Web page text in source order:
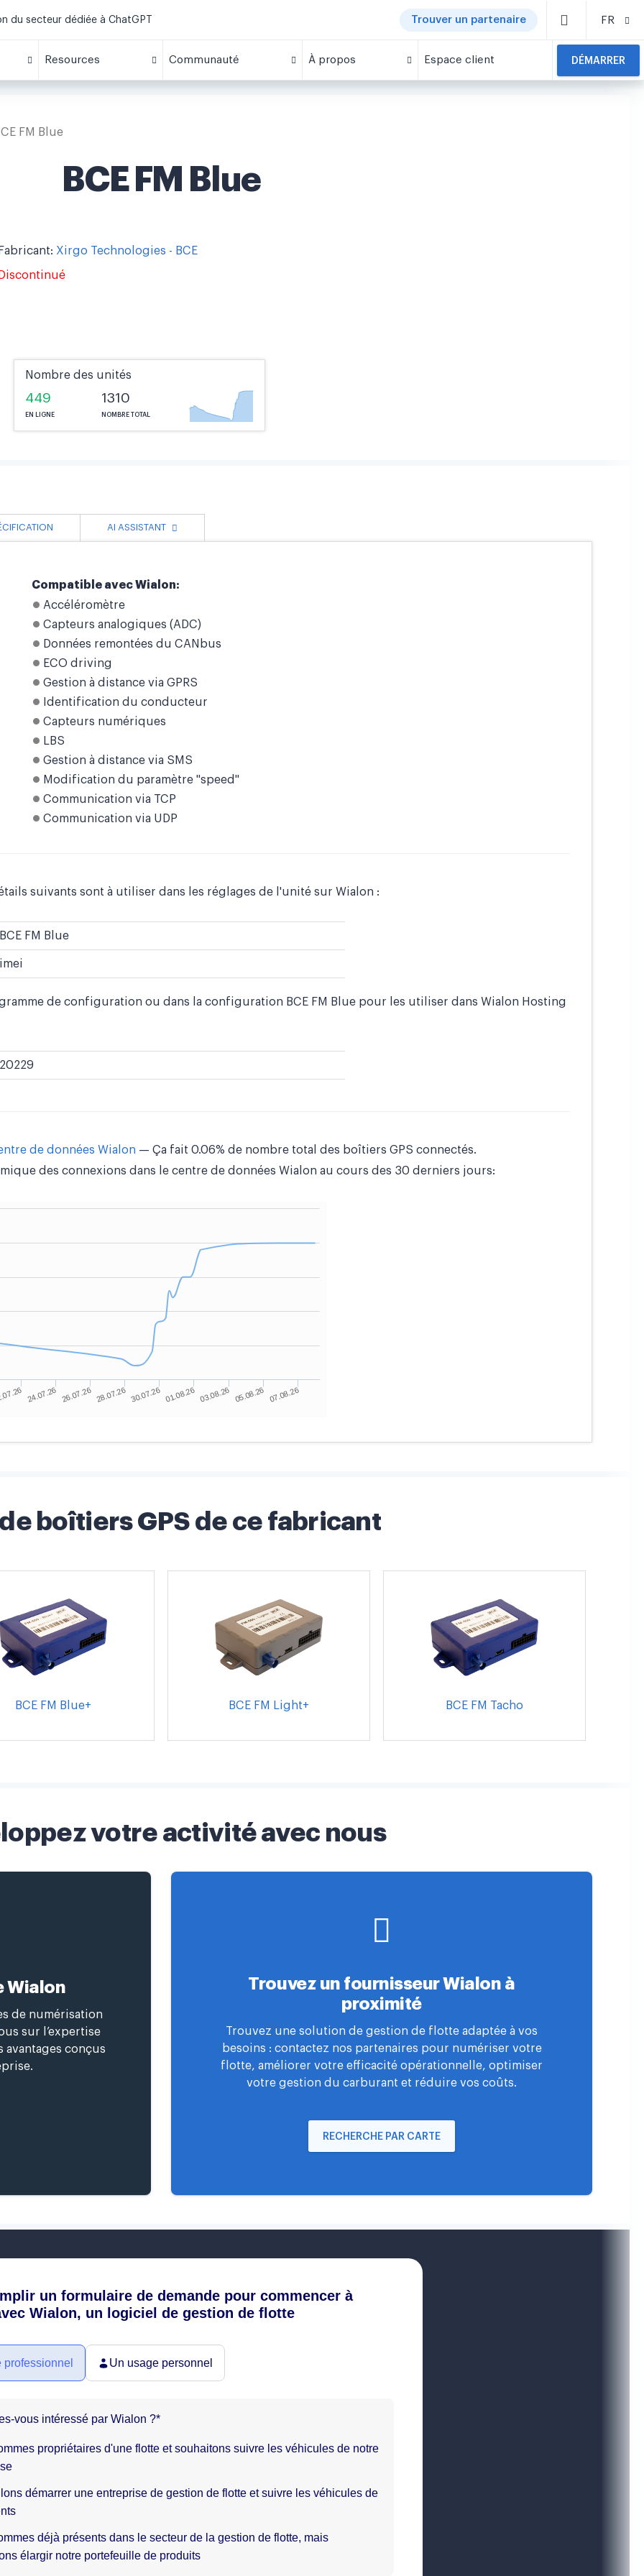
du secteur dédiée à ChatGPT Trouver un partenaire FR
Resources Communauté À propos Espace client DÉMARRER
FM Blue
BCE FM Blue
Xirgo Technologies - BCE
Nombre des unités
449
EN LIGNE
1310
NOMBRE TOTAL
AI ASSISTANT
Compatible avec Wialon:
Accéléromètre
Capteurs analogiques (ADC)
Données remontées du CANbus
ECO driving
Gestion à distance via GPRS
Identification du conducteur
Capteurs numériques
LBS
Gestion à distance via SMS
Modification du paramètre "speed"
Communication via TCP
Communication via UDP
suivants sont à utiliser dans les réglages de l'unité sur Wialon :
BCE FM Blue
imei
de configuration ou dans la configuration BCE FM Blue pour les utiliser dans Wialon Hosting
20229
de données Wialon — Ça fait 0.06% de nombre total des boîtiers GPS connectés.
des connexions dans le centre de données Wialon au cours des 30 derniers jours:
boîtiers GPS de ce fabricant
BCE FM Blue+ BCE FM Light+ BCE FM Tacho
votre activité avec nous
Wialon
de numérisation
sur l’expertise
avantages conçus
Trouvez un fournisseur Wialon à
proximité
Trouvez une solution de gestion de flotte adaptée à vos
besoins : contactez nos partenaires pour numériser votre
flotte, améliorer votre efficacité opérationnelle, optimiser
votre gestion du carburant et réduire vos coûts.
RECHERCHE PAR CARTE